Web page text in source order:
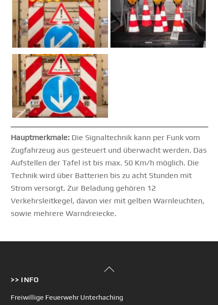
Hauptmerkmale: Die Signaltechnik kann per Funk vom
Zugfahrzeug aus gesteuert und überwacht werden. Das
Aufstellen der Tafel ist bis max. 50 Km/h möglich. Die
Technik wird über Batterien bis zu acht Stunden mit
Strom versorgt. Zur Beladung gehören 12
Verkehrsleitkegel, davon vier mit gelben Warnleuchten,
sowie mehrere Warndreiecke.
Back
>> INFO
Freiwillige Feuerwehr Unterhaching